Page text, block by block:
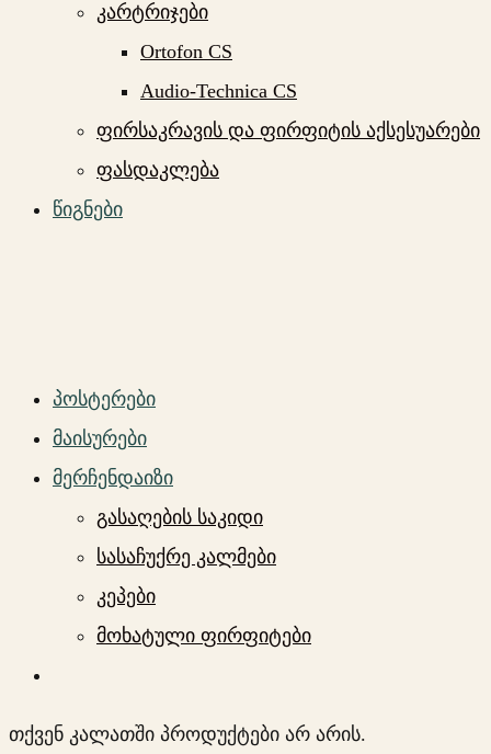
კარტრიჯები
Ortofon CS
Audio-Technica CS
ფირსაკრავის და ფირფიტის აქსესუარები
ფასდაკლება
წიგნები
პოსტერები
მაისურები
მერჩენდაიზი
გასაღების საკიდი
სასაჩუქრე კალმები
კეპები
მოხატული ფირფიტები
თქვენ კალათში პროდუქტები არ არის.